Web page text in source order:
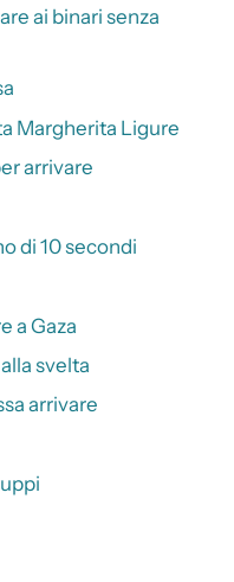
ai binari senza
Margherita Ligure
arrivare
di 10 secondi
a Gaza
svelta
arrivare